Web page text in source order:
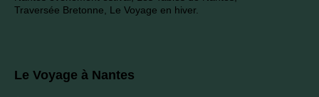
Traversée Bretonne, Le Voyage en hiver.
Le Voyage à Nantes